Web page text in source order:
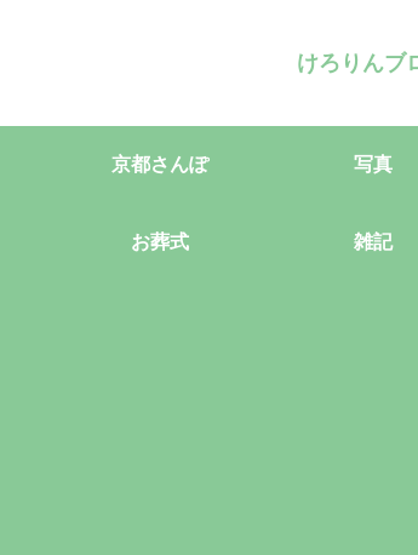
けろりんブ
京都さんぽ 写真
お葬式 雑記